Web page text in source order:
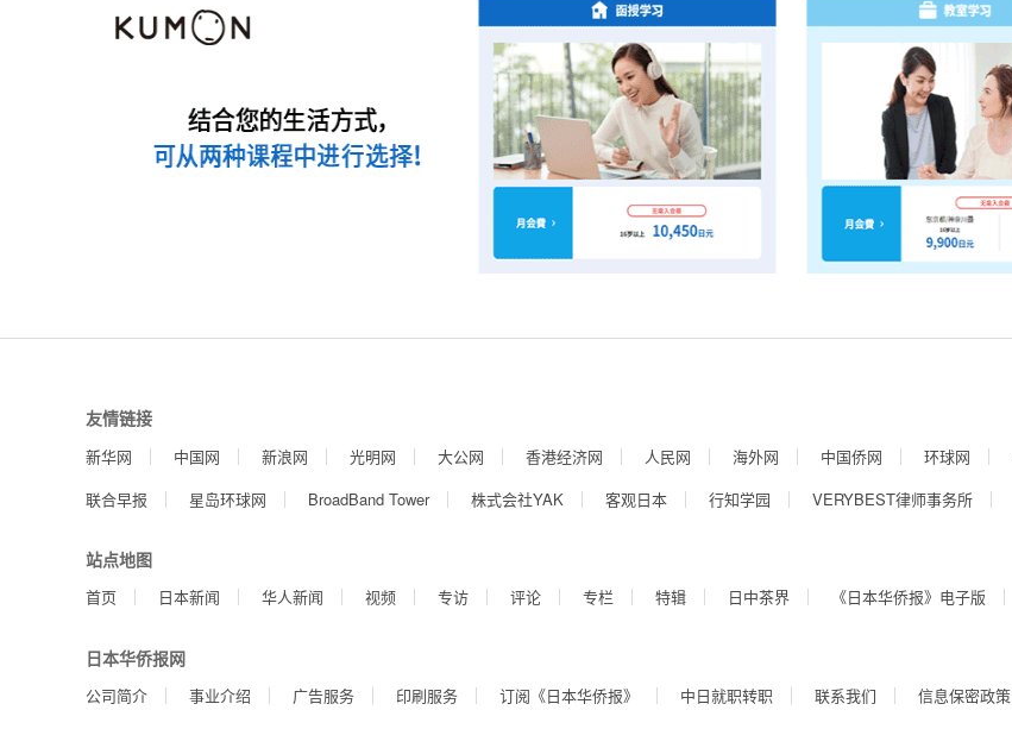
友情链接
新华网 中国网 新浪网 光明网 大公网 香港经济网 人民网 海外网 中国侨网 环球网
联合早报
星岛环球网 BroadBand Tower 株式会社YAK 客观日本 行知学园 VERYBEST律师事务所
站点地图
首页 日本新闻 华人新闻 视频 专访 评论 专栏 特辑 日中茶界 《日本华侨报》电子版
日本华侨报网
公司简介 事业介绍 广告服务 印刷服务 订阅《日本华侨报》 中日就职转职 联系我们 信息保密政策